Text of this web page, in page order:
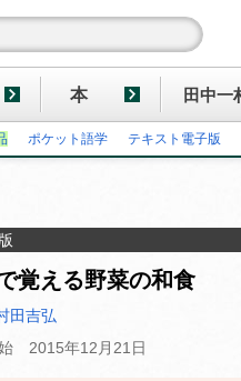
本 田中一
ポケット語学 テキスト電子版
覚える野菜の和食
田吉弘
2015年12月21日